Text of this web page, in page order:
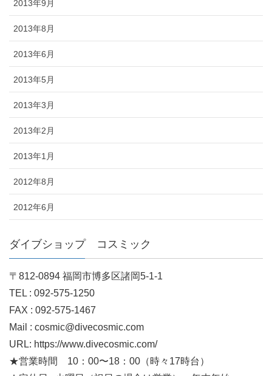
2013年9月
2013年8月
2013年6月
2013年5月
2013年3月
2013年2月
2013年1月
2012年8月
2012年6月
ダイブショップ コスミック
〒812-0894 福岡市博多区諸岡5-1-1
TEL : 092-575-1250
FAX : 092-575-1467
Mail : cosmic@divecosmic.com
URL: https://www.divecosmic.com/
★営業時間 10：00〜18：00（時々17時台）